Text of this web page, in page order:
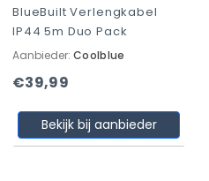
BlueBuilt Verlengkabel
IP44 5m Duo Pack
Aanbieder: Coolblue
€39,99
Bekijk bij aanbieder